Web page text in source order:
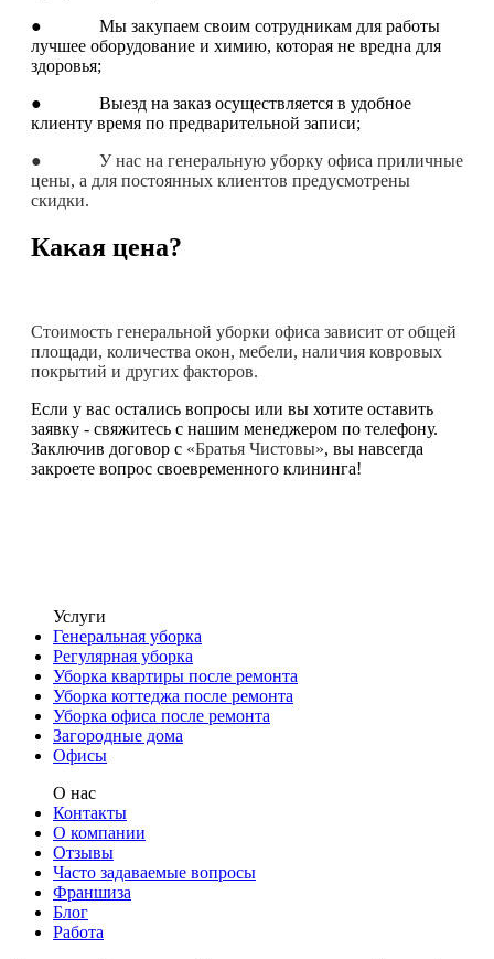
● Мы закупаем своим сотрудникам для работы
лучшее оборудование и химию, которая не вредна для
здоровья;
● Выезд на заказ осуществляется в удобное
клиенту время по предварительной записи;
● У нас на генеральную уборку офиса приличные
цены, а для постоянных клиентов предусмотрены
скидки.
Какая цена?
Стоимость генеральной уборки офиса зависит от общей
площади, количества окон, мебели, наличия ковровых
покрытий и других факторов.
Если у вас остались вопросы или вы хотите оставить
заявку - свяжитесь с нашим менеджером по телефону.
Заключив договор с «Братья Чистовы», вы навсегда
закроете вопрос своевременного клининга!
Услуги
Генеральная уборка
Регулярная уборка
Уборка квартиры после ремонта
Уборка коттеджа после ремонта
Уборка офиса после ремонта
Загородные дома
Офисы
О нас
Контакты
О компании
Отзывы
Часто задаваемые вопросы
Франшиза
Блог
Работа